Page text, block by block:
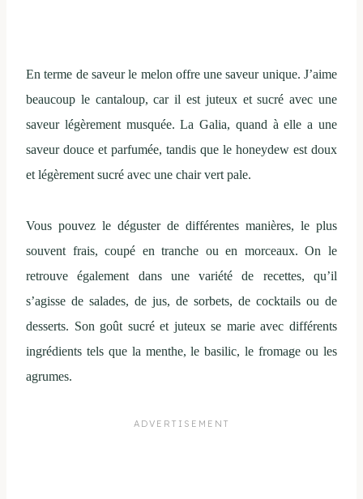
En terme de saveur le melon offre une saveur unique. J’aime
beaucoup le cantaloup, car il est juteux et sucré avec une
saveur légèrement musquée. La Galia, quand à elle a une
saveur douce et parfumée, tandis que le honeydew est doux
et légèrement sucré avec une chair vert pale.
Vous pouvez le déguster de différentes manières, le plus
souvent frais, coupé en tranche ou en morceaux. On le
retrouve également dans une variété de recettes, qu’il
s’agisse de salades, de jus, de sorbets, de cocktails ou de
desserts. Son goût sucré et juteux se marie avec différents
ingrédients tels que la menthe, le basilic, le fromage ou les
agrumes.